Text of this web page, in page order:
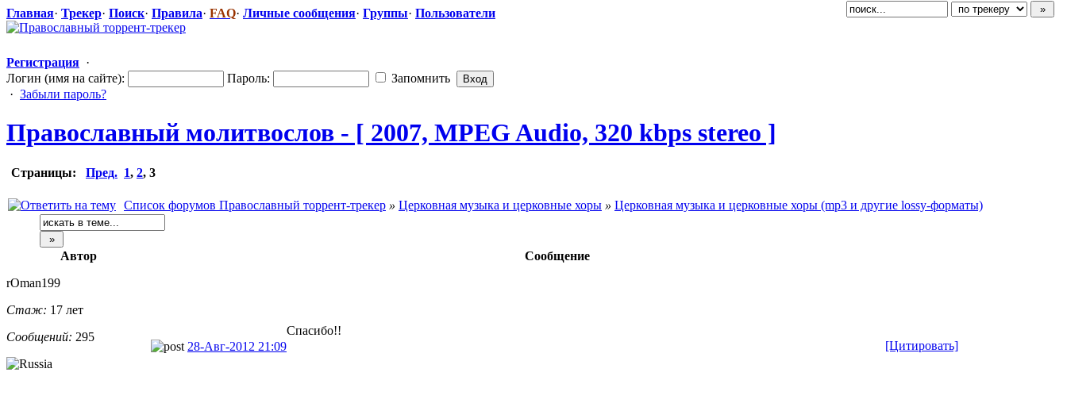
Главная· Трекер· Поиск· Правила· FAQ· Личные сообщения· Группы· Пользователи
Регистрация ·
Логин (имя на сайте):
Пароль:
Запомнить
· Забыли пароль?
Православный ​ молитвослов - [ 2007, MPEG Audio, 320 kbps stereo ]
Страницы: Пред. 1, 2, 3
Список форумов Православный торрент-трекер » Церковная музыка и церковные хоры » Церковная музыка и церковные хоры (mp3 и другие lossy-форматы)
Автор
Сообщение
rOman199
Стаж: 17 лет
Сообщений: 295
28-Авг-2012 21:09 [Цитировать]
Спасибо!!